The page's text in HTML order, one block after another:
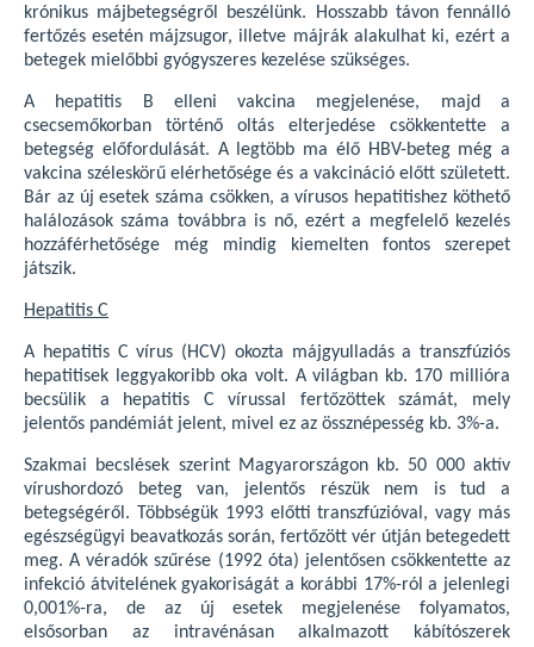
krónikus májbetegségről beszélünk. Hosszabb távon fennálló
fertőzés esetén májzsugor, illetve májrák alakulhat ki, ezért a
betegek mielőbbi gyógyszeres kezelése szükséges.
A hepatitis B elleni vakcina megjelenése, majd a
csecsemőkorban történő oltás elterjedése csökkentette a
betegség előfordulását. A legtöbb ma élő HBV-beteg még a
vakcina széleskörű elérhetősége és a vakcináció előtt született.
Bár az új esetek száma csökken, a vírusos hepatitishez köthető
halálozások száma továbbra is nő, ezért a megfelelő kezelés
hozzáférhetősége még mindig kiemelten fontos szerepet
játszik.
Hepatitis C
A hepatitis C vírus (HCV) okozta májgyulladás a transzfúziós
hepatitisek leggyakoribb oka volt. A világban kb. 170 millióra
becsülik a hepatitis C vírussal fertőzöttek számát, mely
jelentős pandémiát jelent, mivel ez az össznépesség kb. 3%-a.
Szakmai becslések szerint Magyarországon kb. 50 000 aktív
vírushordozó beteg van, jelentős részük nem is tud a
betegségéről. Többségük 1993 előtti transzfúzióval, vagy más
egészségügyi beavatkozás során, fertőzött vér útján betegedett
meg. A véradók szűrése (1992 óta) jelentősen csökkentette az
infekció átvitelének gyakoriságát a korábbi 17%-ról a jelenlegi
0,001%-ra, de az új esetek megjelenése folyamatos,
elsősorban az intravénásan alkalmazott kábítószerek